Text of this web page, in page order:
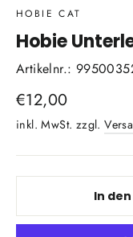
HOBIE CAT
Hobie
Artikelnr.:
Normaler
Preis
€12,00
inkl. MwSt. zzgl.
In